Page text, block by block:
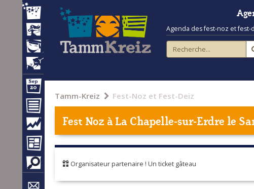
Agenda des fest-noz et fest-
Tamm-Kreiz Fest-Noz et Fest-Deiz
Fest Noz àLa Chapelle-sur-Erdre le
Organisateur partenaire ! Un ticket gâteau